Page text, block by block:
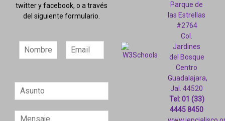
twitter y facebook, o a través
del siguiente formulario.
Parque de
las Estrellas
#2764
Col.
Jardines
del Bosque
Centro
Guadalajara,
Jal. 44520
Tel: 01 (33)
4445 8450